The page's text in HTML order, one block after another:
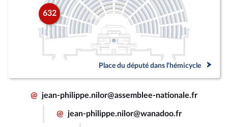
632
Place du député dans l'hémicycle
@ jean-philippe.nilor@assemblee-nationale.fr
@ jean-philippe.nilor@wanadoo.fr